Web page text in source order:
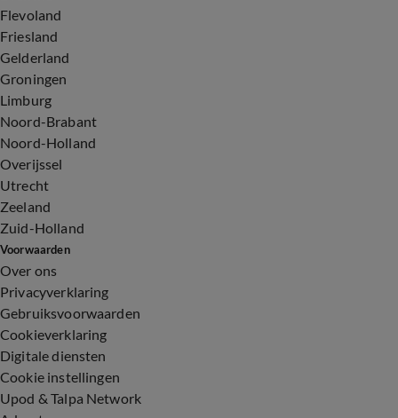
Flevoland
Friesland
Gelderland
Groningen
Limburg
Noord-Brabant
Noord-Holland
Overijssel
Utrecht
Zeeland
Zuid-Holland
Voorwaarden
Over ons
Privacyverklaring
Gebruiksvoorwaarden
Cookieverklaring
Digitale diensten
Cookie instellingen
Upod & Talpa Network